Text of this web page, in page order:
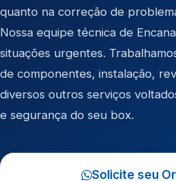
quanto na correção de
Nossa equipe técnica de
situações urgentes.
de componentes, instalação,
diversos outros serviços
e segurança do seu box.
Solicite seu